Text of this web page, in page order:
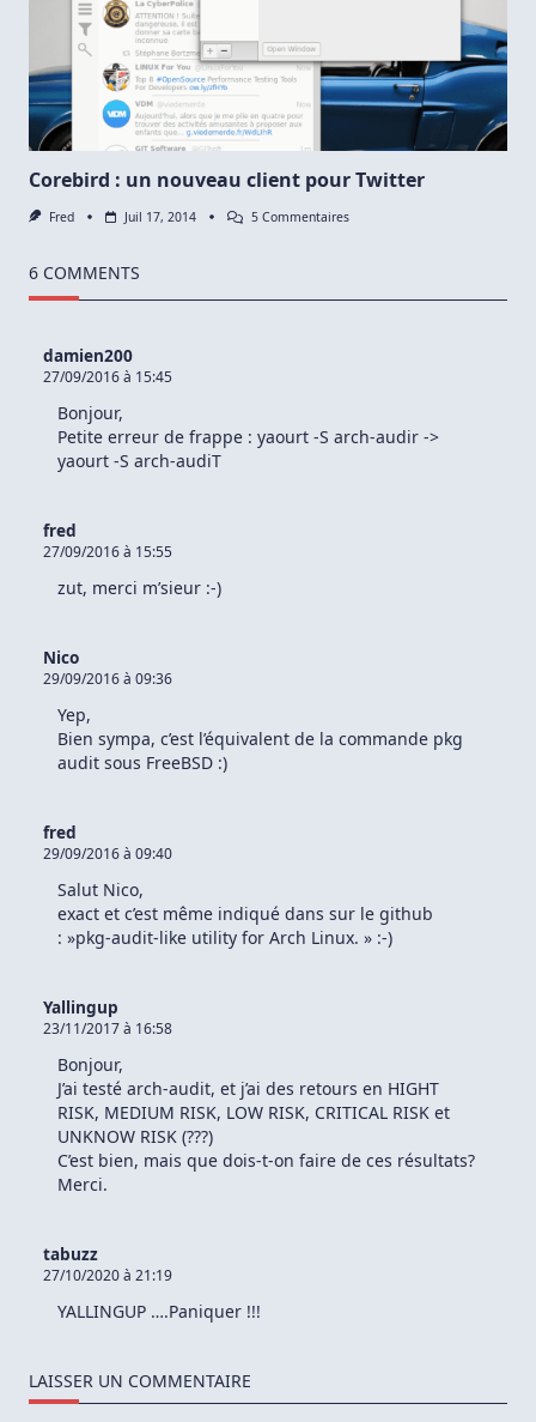
Corebird : un nouveau client pour Twitter
Fred Juil 17, 2014 5 CommentairesSur
Client
6 COMMENTS
damien200
27/09/2016 à 15:45
Bonjour,
Petite erreur de frappe : yaourt -S arch-audir ->
yaourt -S arch-audiT
fred
27/09/2016 à 15:55
zut, merci m’sieur :-)
Nico
29/09/2016 à 09:36
Yep,
Bien sympa, c’est l’équivalent de la commande pkg
audit sous FreeBSD :)
fred
29/09/2016 à 09:40
Salut Nico,
exact et c’est même indiqué dans sur le github
: »pkg-audit-like utility for Arch Linux. » :-)
Yallingup
23/11/2017 à 16:58
Bonjour,
J’ai testé arch-audit, et j’ai des retours en HIGHT
RISK, MEDIUM RISK, LOW RISK, CRITICAL RISK et
UNKNOW RISK (???)
C’est bien, mais que dois-t-on faire de ces résultats?
Merci.
tabuzz
27/10/2020 à 21:19
YALLINGUP ….Paniquer !!!
LAISSER UN COMMENTAIRE